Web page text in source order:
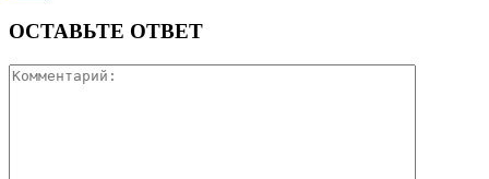
ОСТАВЬТЕ ОТВЕТ